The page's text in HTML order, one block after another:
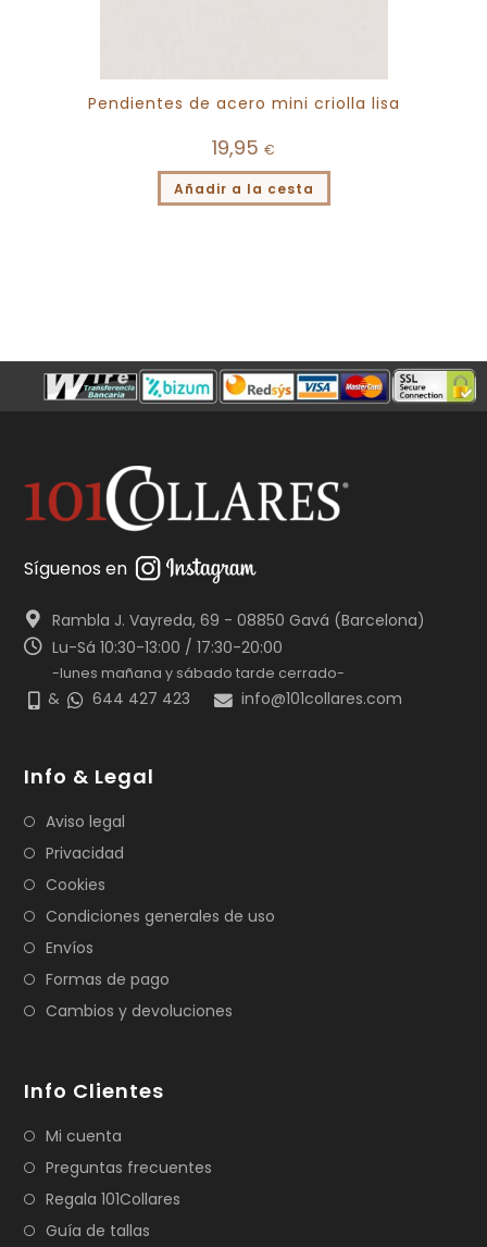
Pendientes de acero mini criolla lisa
19,95 €
Añadir a la cesta
Síguenos en
Rambla J. Vayreda, 69 - 08850 Gavá (Barcelona)
Lu-Sá 10:30-13:00 / 17:30-20:00
-lunes mañana y sábado tarde cerrado-
& 644 427 423 info@101collares.com
Info & Legal
Aviso legal
Privacidad
Cookies
Condiciones generales de uso
Envíos
Formas de pago
Cambios y devoluciones
Info Clientes
Mi cuenta
Preguntas frecuentes
Regala 101Collares
Guía de tallas